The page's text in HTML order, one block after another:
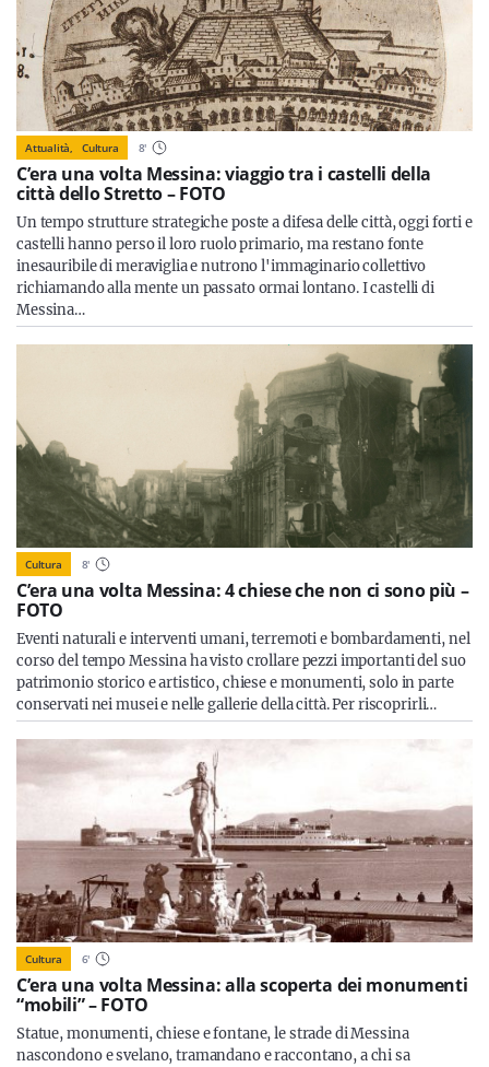
Attualità, Cultura 8'
C’era una volta Messina: viaggio tra i castelli della
città dello Stretto – FOTO
Un tempo strutture strategiche poste a difesa delle città, oggi forti e
castelli hanno perso il loro ruolo primario, ma restano fonte
inesauribile di meraviglia e nutrono l'immaginario collettivo
richiamando alla mente un passato ormai lontano. I castelli di
Messina…
Cultura 8'
C’era una volta Messina: 4 chiese che non ci sono più –
FOTO
Eventi naturali e interventi umani, terremoti e bombardamenti, nel
corso del tempo Messina ha visto crollare pezzi importanti del suo
patrimonio storico e artistico, chiese e monumenti, solo in parte
conservati nei musei e nelle gallerie della città. Per riscoprirli…
Cultura 6'
C’era una volta Messina: alla scoperta dei monumenti
“mobili” – FOTO
Statue, monumenti, chiese e fontane, le strade di Messina
nascondono e svelano, tramandano e raccontano, a chi sa